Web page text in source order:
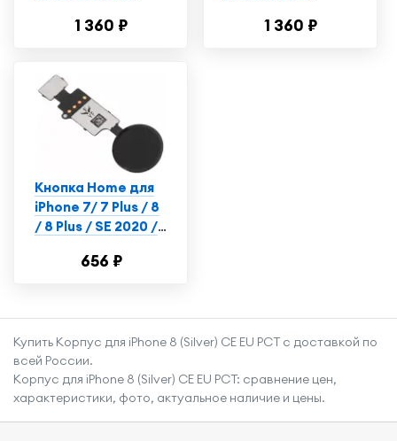
1 360 ₽
(смартфона) Apple
1 360 ₽
Кнопка Home для
iPhone 7/ 7 Plus / 8
/ 8 Plus / SE 2020 /
сенсорная (без
656 ₽
Купить Корпус для iPhone 8 (Silver) CE EU РСТ с доставкой по
всей России.
Корпус для iPhone 8 (Silver) CE EU РСТ: сравнение цен,
характеристики, фото, актуальное наличие и цены.